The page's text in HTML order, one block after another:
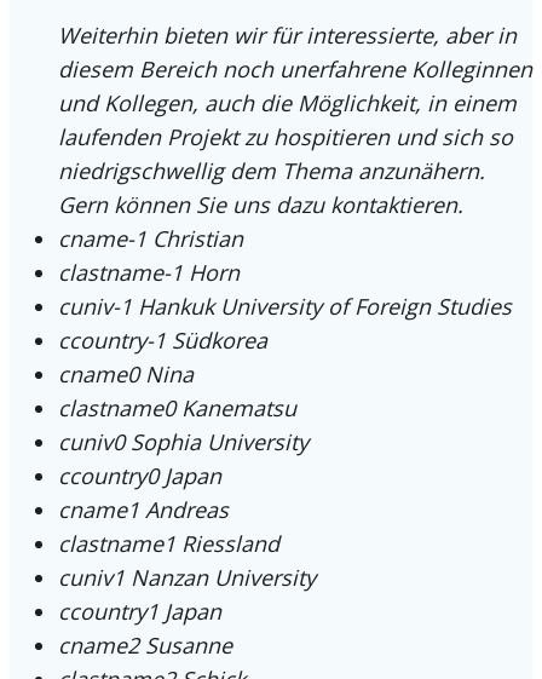
Weiterhin bieten wir für interessierte, aber in
diesem Bereich noch unerfahrene Kolleginnen
und Kollegen, auch die Möglichkeit, in einem
laufenden Projekt zu hospitieren und sich so
niedrigschwellig dem Thema anzunähern.
Gern können Sie uns dazu kontaktieren.
cname-1 Christian
clastname-1 Horn
cuniv-1 Hankuk University of Foreign Studies
ccountry-1 Südkorea
cname0 Nina
clastname0 Kanematsu
cuniv0 Sophia University
ccountry0 Japan
cname1 Andreas
clastname1 Riessland
cuniv1 Nanzan University
ccountry1 Japan
cname2 Susanne